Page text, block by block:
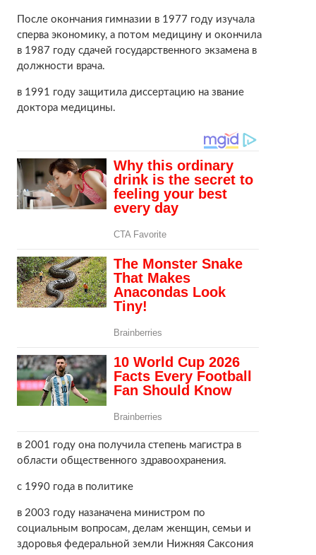
После окончания гимназии в 1977 году изучала
сперва экономику, а потом медицину и окончила
в 1987 году сдачей государственного экзамена в
должности врача.
в 1991 году защитила диссертацию на звание
доктора медицины.
в 2001 году она получила степень магистра в
области общественного здравоохранения.
с 1990 года в политике
в 2003 году назаначена министром по
социальным вопросам, делам женщин, семьи и
здоровья федеральной земли Нижняя Саксония